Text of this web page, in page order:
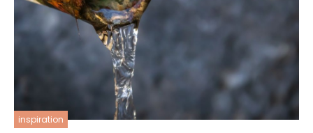
inspiration